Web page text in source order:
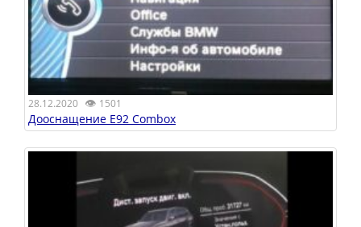
28.12.2020 👁 1501
Дооснащение E92 Combox